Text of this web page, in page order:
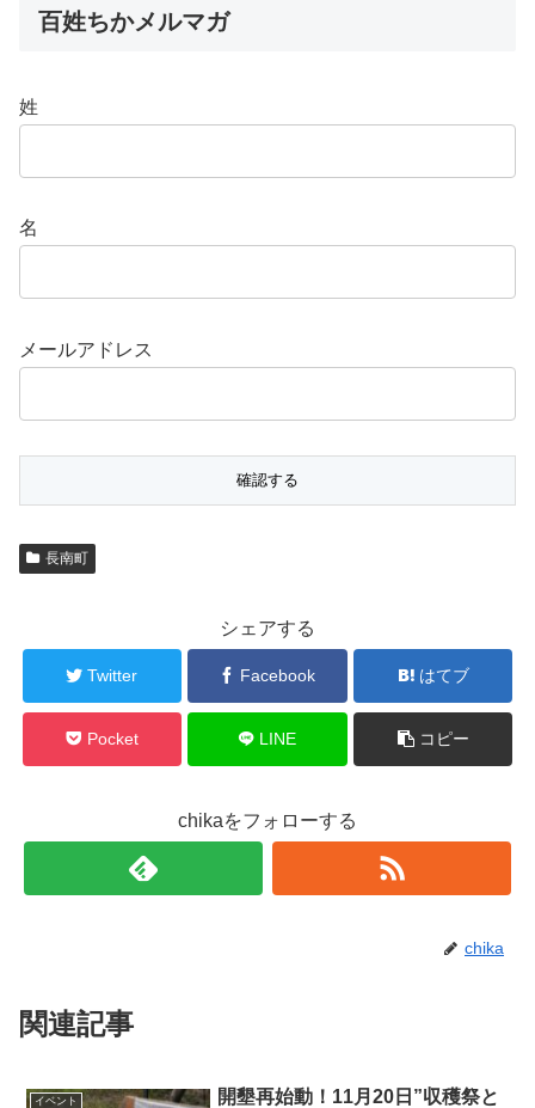
百姓ちかメルマガ
姓
名
メールアドレス
長南町
シェアする
Twitter Facebook はてブ
Pocket LINE コピー
chikaをフォローする
chika
関連記事
イベント
開墾再始動！11月20日”収穫祭と